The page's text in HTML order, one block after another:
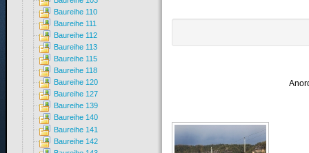
Baureihe 110
Baureihe 111
Baureihe 112
Baureihe 113
Baureihe 115
Baureihe 118
Baureihe 120
Baureihe 127
Baureihe 139
Baureihe 140
Baureihe 141
Baureihe 142